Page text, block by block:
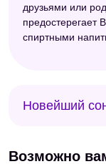
друзьями или
предостерегает
спиртными
Новейший
Возможно